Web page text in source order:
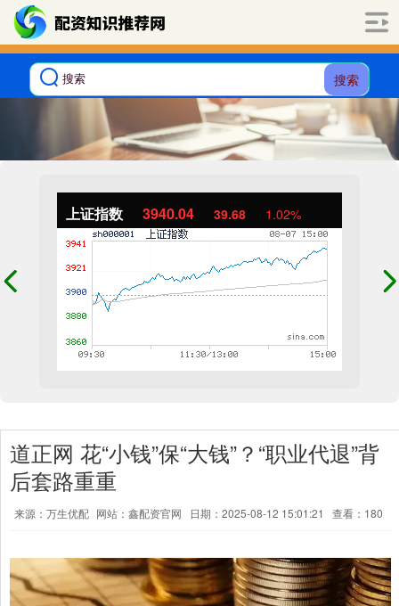
搜索
上证指数 3940.04 39.68 1.02%
道正网 花“小钱”保“大钱”？“职业代退”背
后套路重重
来源：万生优配 网站：鑫配资官网 日期：2025-08-12 15:01:21 查看：180